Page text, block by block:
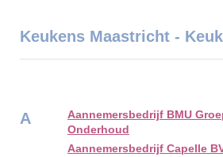
Keukens Maastricht -
A
Aannemersbedrijf BMU
Onderhoud
Aannemersbedrijf Capelle